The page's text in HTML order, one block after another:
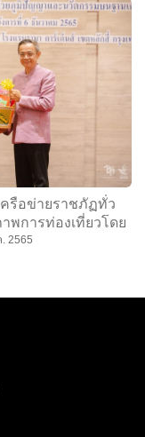
รือข่ายราชภัฏทั่ว
พการท่องเที่ยวโดย
างคุณค่าอัตลักษณ์
2565